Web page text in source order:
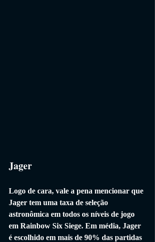
Jager
Logo de cara, vale a pena mencionar que
Jager tem uma taxa de seleção
astronômica em todos os níveis de jogo
em Rainbow Six Siege. Em média, Jager
é escolhido em mais de 90% das partidas